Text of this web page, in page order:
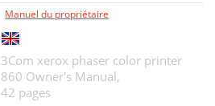
Manuel du propriétaire
3Com xerox phaser color printer
860 Owner's Manual,
42 pages